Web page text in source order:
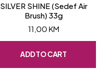
SILVER SHINE (Sedef Air
Brush) 33g
11,00 KM
ADD TO CART